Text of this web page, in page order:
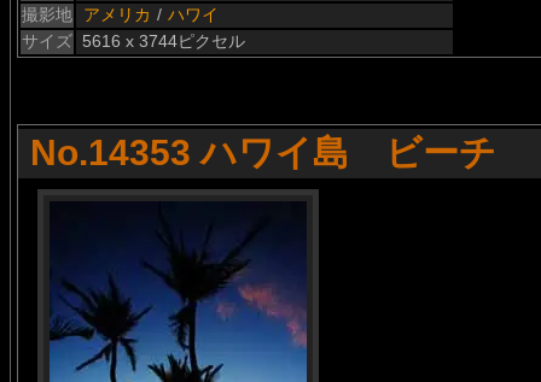
撮影地
アメリカ / ハワイ
サイズ 5616 x 3744ピクセル
No.14353 ハワイ島 ビーチ